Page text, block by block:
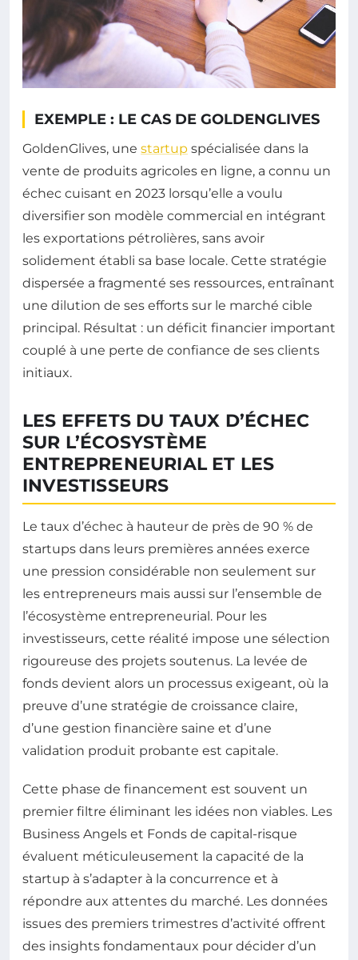
EXEMPLE : LE CAS DE GOLDENGLIVES
GoldenGlives, une startup spécialisée dans la
vente de produits agricoles en ligne, a connu un
échec cuisant en 2023 lorsqu’elle a voulu
diversifier son modèle commercial en intégrant
les exportations pétrolières, sans avoir
solidement établi sa base locale. Cette stratégie
dispersée a fragmenté ses ressources, entraînant
une dilution de ses efforts sur le marché cible
principal. Résultat : un déficit financier important
couplé à une perte de confiance de ses clients
initiaux.
LES EFFETS DU TAUX D’ÉCHEC
SUR L’ÉCOSYSTÈME
ENTREPRENEURIAL ET LES
INVESTISSEURS
Le taux d’échec à hauteur de près de 90 % de
startups dans leurs premières années exerce
une pression considérable non seulement sur
les entrepreneurs mais aussi sur l’ensemble de
l’écosystème entrepreneurial. Pour les
investisseurs, cette réalité impose une sélection
rigoureuse des projets soutenus. La levée de
fonds devient alors un processus exigeant, où la
preuve d’une stratégie de croissance claire,
d’une gestion financière saine et d’une
validation produit probante est capitale.
Cette phase de financement est souvent un
premier filtre éliminant les idées non viables. Les
Business Angels et Fonds de capital-risque
évaluent méticuleusement la capacité de la
startup à s’adapter à la concurrence et à
répondre aux attentes du marché. Les données
issues des premiers trimestres d’activité offrent
des insights fondamentaux pour décider d’un